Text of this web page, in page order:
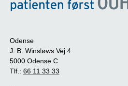
Odense
J. B. Winsløws Vej 4
5000 Odense C
Tlf.: 66 11 33 33